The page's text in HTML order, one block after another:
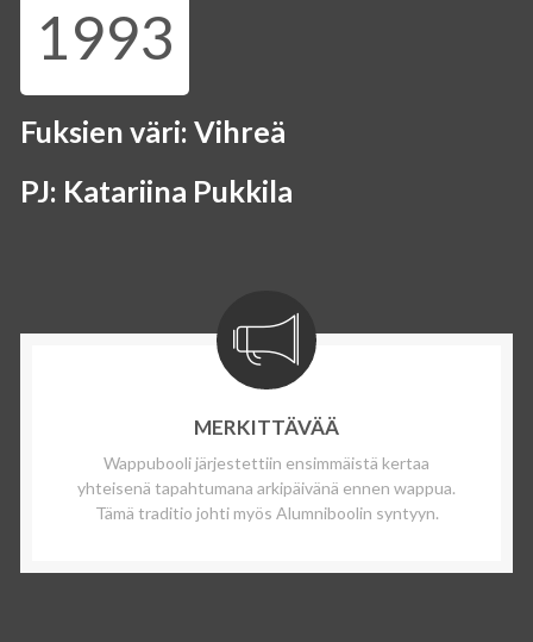
1993
Fuksien väri: Vihreä
PJ: Katariina Pukkila
MERKITTÄVÄÄ
Wappubooli järjestettiin ensimmäistä kertaa
yhteisenä tapahtumana arkipäivänä ennen wappua.
Tämä traditio johti myös Alumniboolin syntyyn.